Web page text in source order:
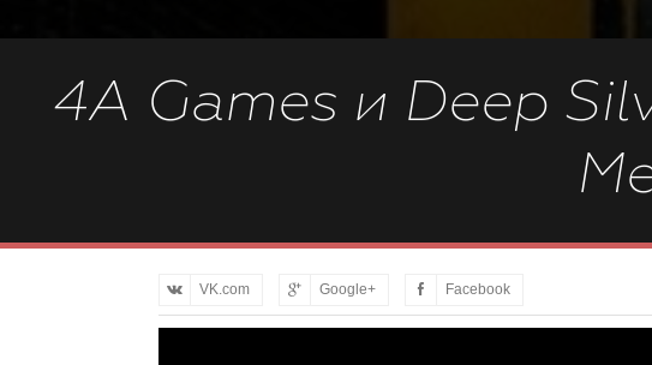
4A Games и Deep
VK.com Google+ Facebook